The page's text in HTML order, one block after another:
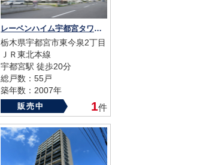
レーベンハイム宇都宮タワーズイースト
栃木県宇都宮市東今泉2丁目
ＪＲ東北本線
宇都宮駅 徒歩20分
総戸数：55戸
築年数：2007年
販売中 1件